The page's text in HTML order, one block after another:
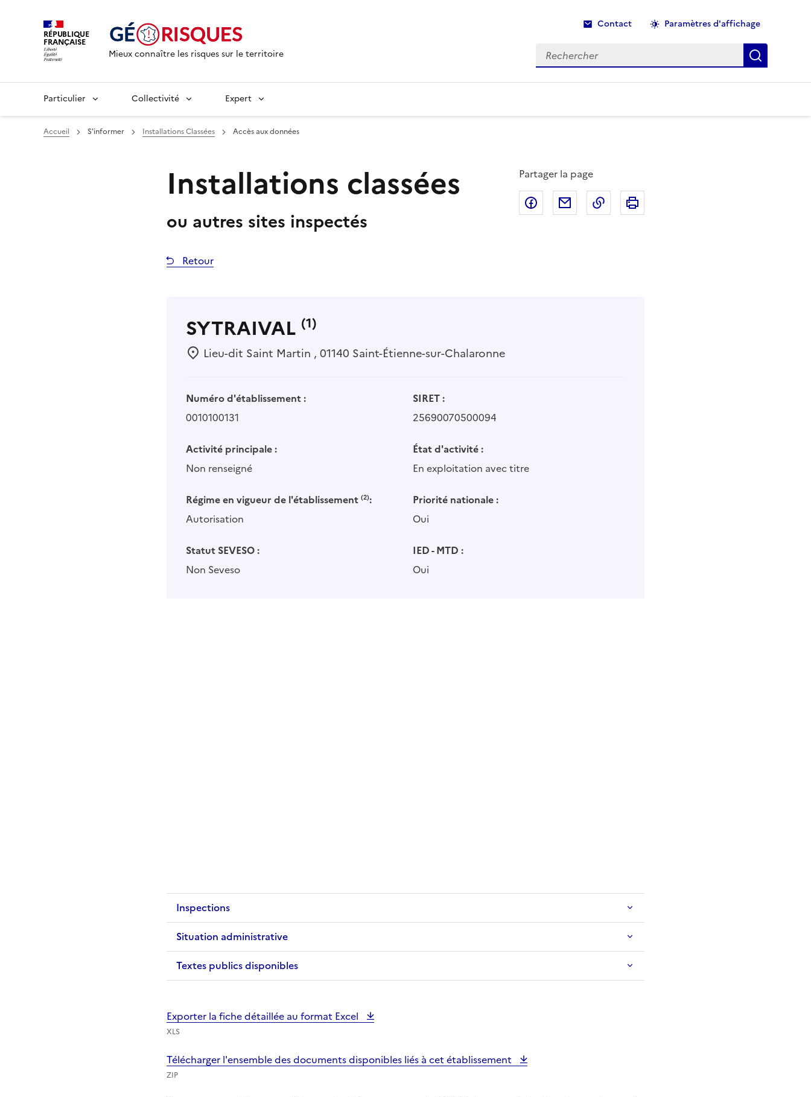
RÉPUBLIQUE
FRANÇAISE
Mieux connaître les risques sur le territoire
Contact Paramètres d'affichage
Rechercher
Recherche
Particulier Collectivité Expert
Accueil S'informer Installations Classées Accès aux données
Installations classées
ou autres sites inspectés
Partager la page
Partager sur Facebook
Partager par emailCopier dans le presse-papier
Retour
SYTRAIVAL (1)
Lieu-dit Saint Martin , 01140 Saint-Étienne-sur-Chalaronne
Numéro d'établissement :
0010100131
SIRET :
25690070500094
Activité principale :
Non renseigné
État d'activité :
En exploitation avec titre
Régime en vigueur de l'établissement (2):
Autorisation
Priorité nationale :
Oui
Statut SEVESO :
Non Seveso
IED - MTD :
Oui
Inspections
Situation administrative
Textes publics disponibles
Exporter la fiche détaillée au format Excel
XLS
Télécharger l'ensemble des documents disponibles liés à cet établissement
ZIP